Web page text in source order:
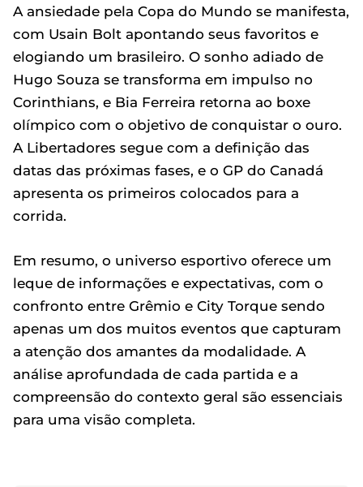
A ansiedade pela Copa do Mundo se manifesta,
com Usain Bolt apontando seus favoritos e
elogiando um brasileiro. O sonho adiado de
Hugo Souza se transforma em impulso no
Corinthians, e Bia Ferreira retorna ao boxe
olímpico com o objetivo de conquistar o ouro.
A Libertadores segue com a definição das
datas das próximas fases, e o GP do Canadá
apresenta os primeiros colocados para a
corrida.
Em resumo, o universo esportivo oferece um
leque de informações e expectativas, com o
confronto entre Grêmio e City Torque sendo
apenas um dos muitos eventos que capturam
a atenção dos amantes da modalidade. A
análise aprofundada de cada partida e a
compreensão do contexto geral são essenciais
para uma visão completa.